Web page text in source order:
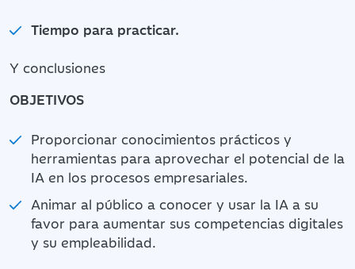
Tiempo para practicar.
Y conclusiones
OBJETIVOS
Proporcionar conocimientos prácticos y
herramientas para aprovechar el potencial de la
IA en los procesos empresariales.
Animar al público a conocer y usar la IA a su
favor para aumentar sus competencias digitales
y su empleabilidad.